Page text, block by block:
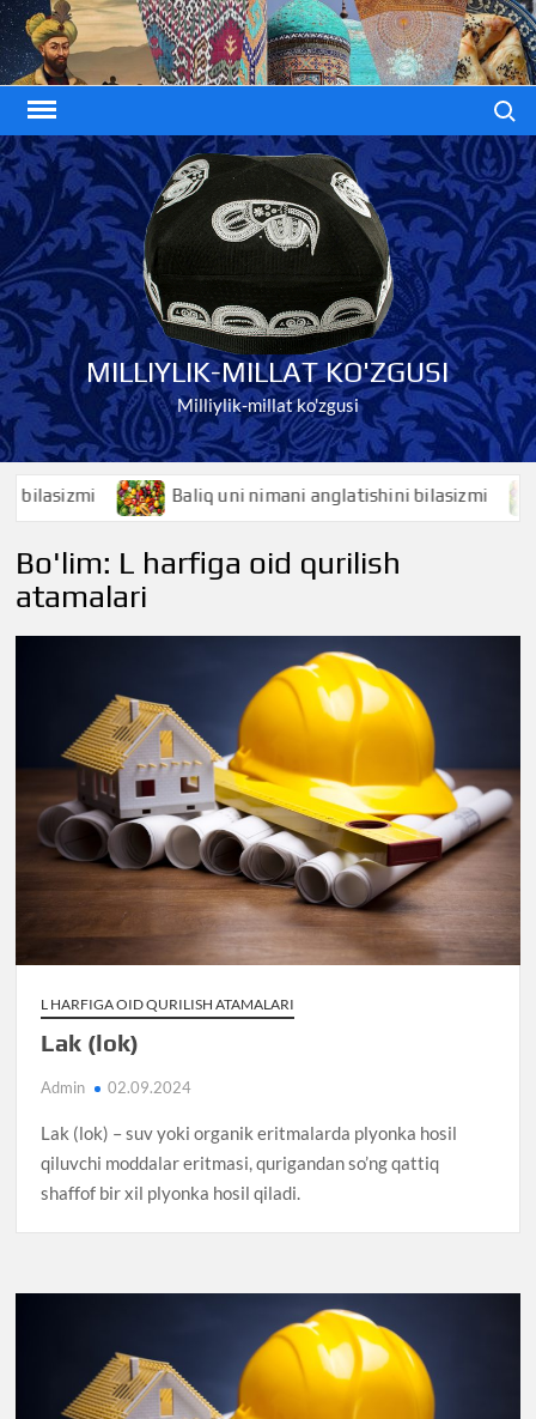
Skip
to
content
MILLIYLIK-MILLAT KO'ZGUSI
Milliylik-millat ko'zgusi
Baliq uni nimani anglatishini bilasizmi
Bo'lim: L harfiga oid qurilish
atamalari
L HARFIGA OID QURILISH ATAMALARI
Lak (lok)
Admin 02.09.2024
Lak (lok) – suv yoki organik eritmalarda plyonka hosil
qiluvchi moddalar eritmasi, qurigandan so’ng qattiq
shaffof bir xil plyonka hosil qiladi.